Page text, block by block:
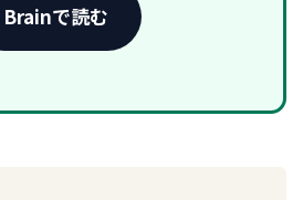
Brainで読む